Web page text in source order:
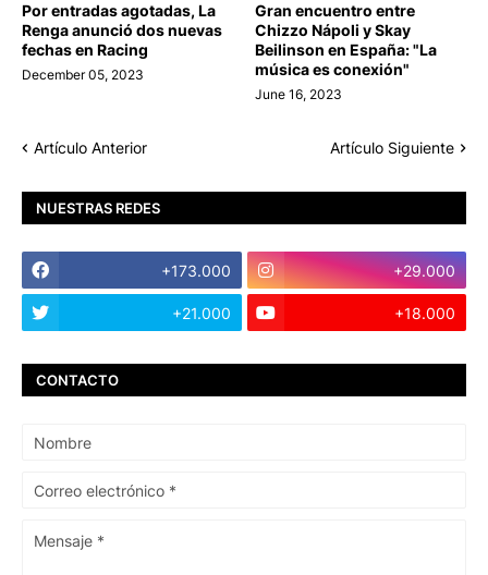
Por entradas agotadas, La
Renga anunció dos nuevas
fechas en Racing
December 05, 2023
Gran encuentro entre
Chizzo Nápoli y Skay
Beilinson en España: "La
música es conexión"
June 16, 2023
Artículo Anterior Artículo Siguiente
NUESTRAS REDES
+173.000 +29.000
+21.000 +18.000
CONTACTO